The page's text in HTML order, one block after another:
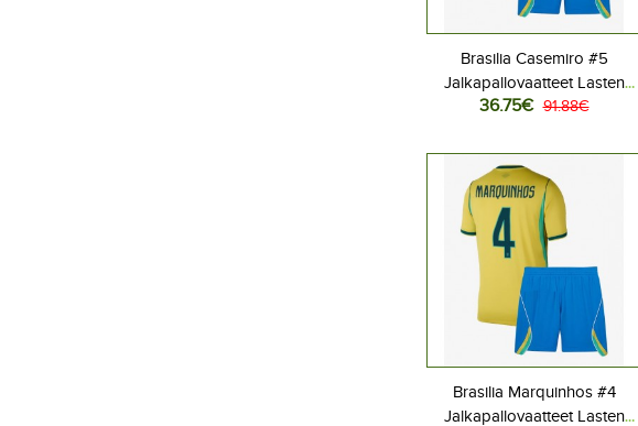
Brasilia Casemiro #5
Jalkapallovaatteet Lasten
Kotipeliasu MM-kisat 2026
housut)
36.75€ 91.88€
Brasilia Marquinhos #4
Jalkapallovaatteet Lasten